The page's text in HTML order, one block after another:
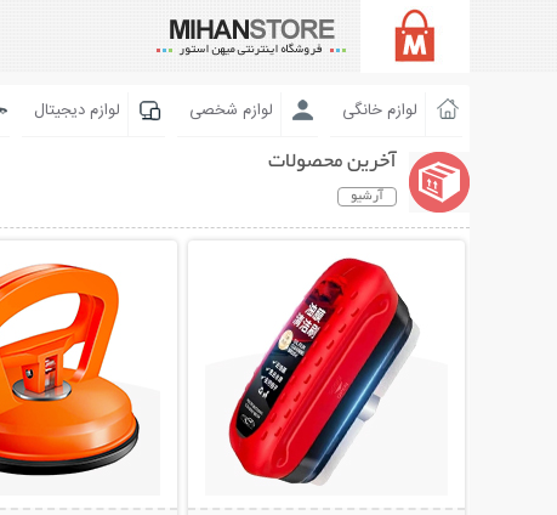
لوازم خانگی لوازم شخصی لوازم دیجیتال
آخرین محصولات
آرشیو